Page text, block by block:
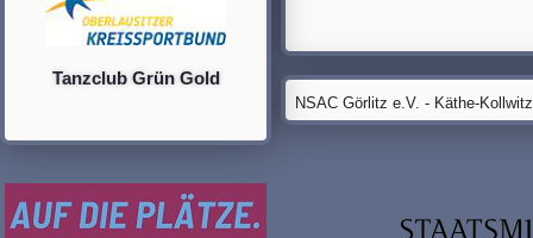
NSAC Görlitz e.V. - Käthe-
Tanzclub Grün Gold